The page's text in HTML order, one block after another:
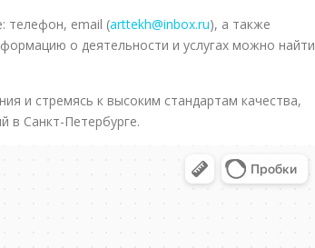
телефон, email (arttekh@inbox.ru), а также
о деятельности и услугах можно найти
и стремясь к высоким стандартам качества,
в Санкт-Петербурге.